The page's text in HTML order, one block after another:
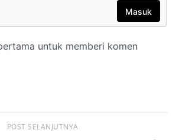
POST SELANJUTNYA